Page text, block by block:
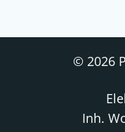
© 2026
Inh.